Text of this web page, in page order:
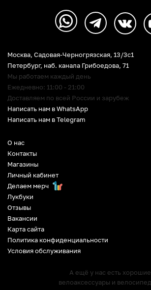
О нас
Контакты
Магазины
Личный кабинет
Делаем мерч
Лукбуки
Отзывы
Вакансии
Карта сайта
Политика конфиденциальности
Условия обслуживания
А ещё у нас есть хорошие
велоаксессуары и
Москва, Садовая-Черногрязская, 13/3c1
Петербург, наб. канала Грибоедова, 71
Мы работаем каждый день
Ежедневно: 11:00 - 21:00
Доставляем по всей России и зарубеж
Написать нам в WhatsApp
Написать нам в Telegram